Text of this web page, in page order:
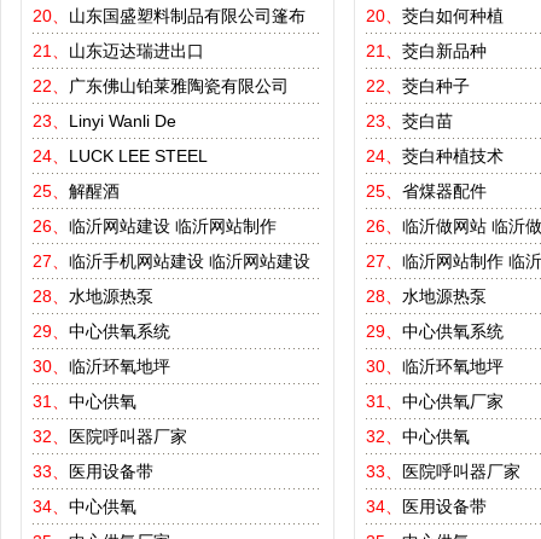
20、 山东国盛塑料制品有限公司篷布
21、 山东迈达瑞进出口
22、
广东佛山铂莱雅陶瓷有限公司
23、 Linyi Wanli De
24、 LUCK LEE STEEL
25、 解醒酒
26、 临沂网站建设 临沂网站制作
27、 临沂手机网站建设 临沂网站建设
28、 水地源热泵
29、 中心供氧系统
30、 临沂环氧地坪
31、 中心供氧
32、
医院呼叫器厂家
33、
医用设备带
34、 中心供氧
20、 茭白如何种植
21、 茭白新品种
22、 茭白种子
23、 茭白苗
24、 茭白种植技术
25、 省煤器配件
26、 临沂做网站 临沂
27、 临沂网站制作 临
28、 水地源热泵
29、 中心供氧系统
30、 临沂环氧地坪
31、 中心供氧厂家
32、 中心供氧
33、
医院呼叫器厂家
34、
医用设备带